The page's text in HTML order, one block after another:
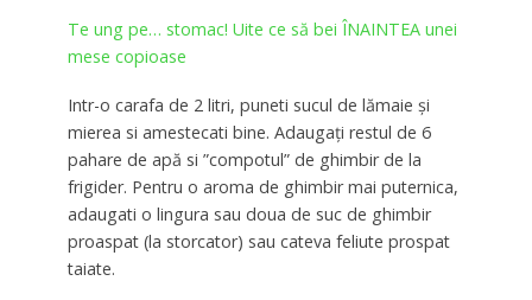
Te ung pe… stomac! Uite ce să bei ÎNAINTEA unei
mese copioase
Intr-o carafa de 2 litri, puneti sucul de lămaie și
mierea si amestecati bine. Adaugați restul de 6
pahare de apă si ”compotul” de ghimbir de la
frigider. Pentru o aroma de ghimbir mai puternica,
adaugati o lingura sau doua de suc de ghimbir
proaspat (la storcator) sau cateva feliute prospat
taiate.